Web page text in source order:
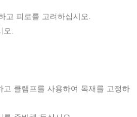
고 피로를 고려하십시오.
.
고 클램프를 사용하여 목재를 고정하